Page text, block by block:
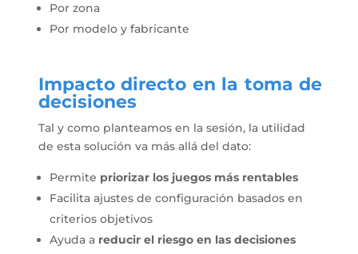
Por zona
Por modelo y fabricante
Impacto directo en la toma de
decisiones
Tal y como planteamos en la sesión, la utilidad
de esta solución va más allá del dato:
Permite priorizar los juegos más rentables
Facilita ajustes de configuración basados en
criterios objetivos
Ayuda a reducir el riesgo en las decisiones